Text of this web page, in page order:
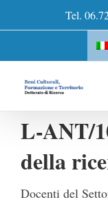
to
Tel.
L-ANT/
della
Docenti del